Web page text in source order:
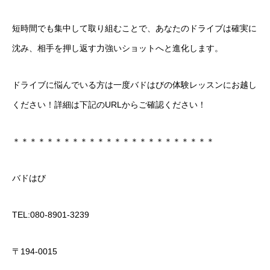
短時間でも集中して取り組むことで、あなたのドライブは確実に
沈み、相手を押し返す力強いショットへと進化します。
ドライブに悩んでいる方は一度バドはびの体験レッスンにお越し
ください！詳細は下記のURLからご確認ください！
＊＊＊＊＊＊＊＊＊＊＊＊＊＊＊＊＊＊＊＊＊＊＊＊
バドはび
TEL:080-8901-3239
〒194-0015